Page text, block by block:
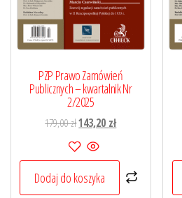
PZP Prawo Zamówień
Publicznych – kwartalnik Nr
2/2025
179,00złPierwotna
cena
wynosiła:
179,00 zł.
143,20 złAktualna
143,20 zł.
Dodaj do koszyka